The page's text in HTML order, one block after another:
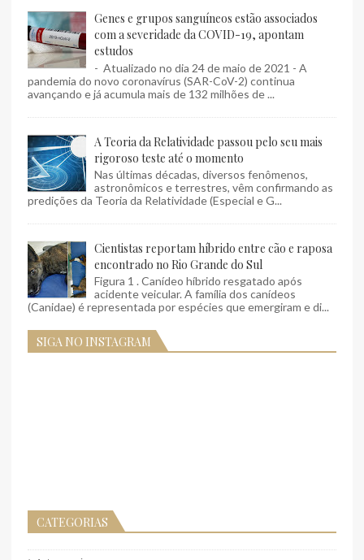
Genes e grupos sanguíneos estão associados
com a severidade da COVID-19, apontam
estudos
- Atualizado no dia 24 de maio de 2021 - A
pandemia do novo coronavírus (SAR-CoV-2) continua
avançando e já acumula mais de 132 milhões de ...
A Teoria da Relatividade passou pelo seu mais
rigoroso teste até o momento
Nas últimas décadas, diversos fenômenos,
astronômicos e terrestres, vêm confirmando as
predições da Teoria da Relatividade (Especial e G...
Cientistas reportam híbrido entre cão e raposa
encontrado no Rio Grande do Sul
Figura 1 . Canídeo híbrido resgatado após
acidente veicular. A família dos canídeos
(Canidae) é representada por espécies que emergiram e di...
SIGA NO INSTAGRAM
CATEGORIAS